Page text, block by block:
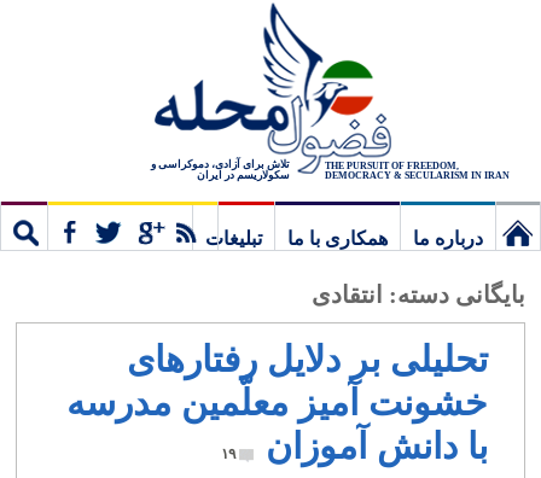
THE PURSUIT OF FREEDOM,
DEMOCRACY & SECULARISM IN IRAN
تلاش برای آزادی، دموکراسی و
سکولاریسم در ایران
درباره ما همکاری با ما
تبلیغات
بایگانی دسته: انتقادی
تحلیلی بر دلایل رفتارهای
خشونت آمیز معلّمین مدرسه
با دانش آموزان
۱۹